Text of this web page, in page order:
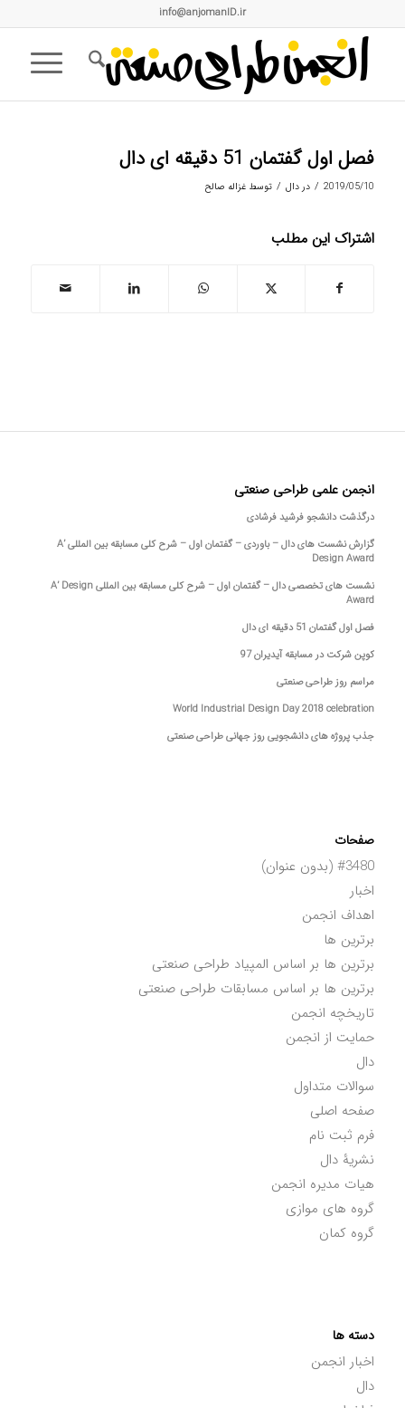
info@anjomanID.ir
فصل اول گفتمان 51 دقیقه ای دال
2019/05/10
/ در دال / توسط غزاله صالح
اشتراک این مطلب
انجمن علمی طراحی صنعتی
درگذشت دانشجو فرشید فرشادی
گزارش نشست های دال – باوردی – گفتمان اول – شرح کلی مسابقه بین المللی A’
Design Award
نشست های تخصصی دال – گفتمان اول – شرح کلی مسابقه بین المللی A’ Design
Award
فصل اول گفتمان 51 دقیقه ای دال
کوپن شرکت در مسابقه آیدیران 97
مراسم روز طراحی صنعتی
World Industrial Design Day 2018 celebration
جذب پروژه های دانشجویی روز جهانی طراحی صنعتی
صفحات
#3480 (بدون عنوان)
اخبار
اهداف انجمن
برترین ها
برترین ها بر اساس المپیاد طراحی صنعتی
برترین ها بر اساس مسابقات طراحی صنعتی
تاریخچه انجمن
حمایت از انجمن
دال
سوالات متداول
صفحه اصلی
فرم ثبت نام
نشریۀ دال
هیات مدیره انجمن
گروه های موازی
گروه کمان
دسته ها
اخبار انجمن
دال